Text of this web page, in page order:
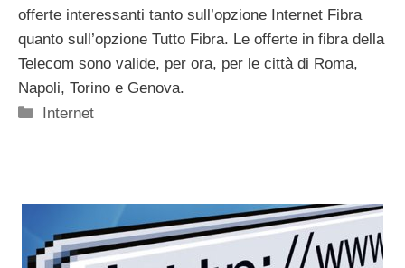
offerte interessanti tanto sull’opzione Internet Fibra
quanto sull’opzione Tutto Fibra. Le offerte in fibra della
Telecom sono valide, per ora, per le città di Roma,
Napoli, Torino e Genova.
Categorie
Internet